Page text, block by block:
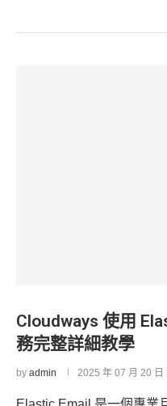
Cloudways 使用
務完整詳細教學
by admin 2025 年 07 月 20 日